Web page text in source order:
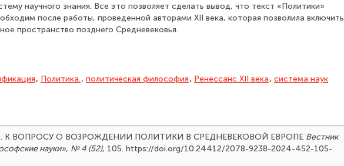
научного знания. Все это позволяет сделать вывод, что текст «Политики»
после работы, проведенной авторами XII века, которая позволила включить
пространство позднего Средневековья.
, Политика., политическая философия, Ренессанс XII века, система наук
К ВОПРОСУ О ВОЗРОЖДЕНИИ ПОЛИТИКИ В СРЕДНЕВЕКОВОЙ ЕВРОПЕ Вестник
науки», № 4 (52), 105. https://doi.org/10.24412/2078-9238-2024-452-105-